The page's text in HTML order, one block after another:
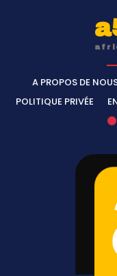
A PROPOS DE
POLITIQUE PRIVÉE